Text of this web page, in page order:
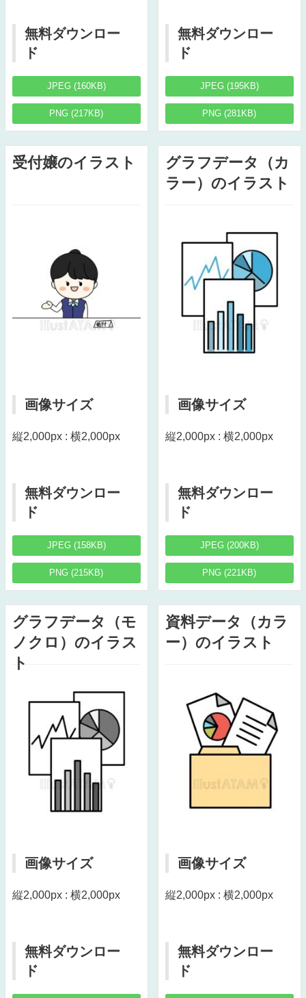
無料ダウンロー
ド
JPEG (160KB)
PNG (217KB)
無料ダウンロー
ド
JPEG (195KB)
PNG (281KB)
受付嬢のイラスト
画像サイズ
縦2,000px : 横2,000px
無料ダウンロー
ド
JPEG (158KB)
PNG (215KB)
グラフデータ（カ
ラー）のイラスト
画像サイズ
縦2,000px : 横2,000px
無料ダウンロー
ド
JPEG (200KB)
PNG (221KB)
グラフデータ（モ
ノクロ）のイラス
ト
画像サイズ
縦2,000px : 横2,000px
無料ダウンロー
ド
資料データ（カラ
ー）のイラスト
画像サイズ
縦2,000px : 横2,000px
無料ダウンロー
ド